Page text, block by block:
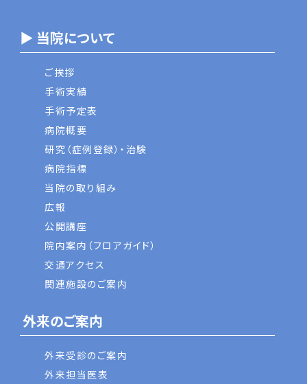
▶ 当院について
ご挨拶
手術実績
手術予定表
病院概要
研究（症例登録）・治験
病院指標
当院の取り組み
広報
公開講座
院内案内（フロアガイド）
交通アクセス
関連施設のご案内
外来のご案内
外来受診のご案内
外来担当医表